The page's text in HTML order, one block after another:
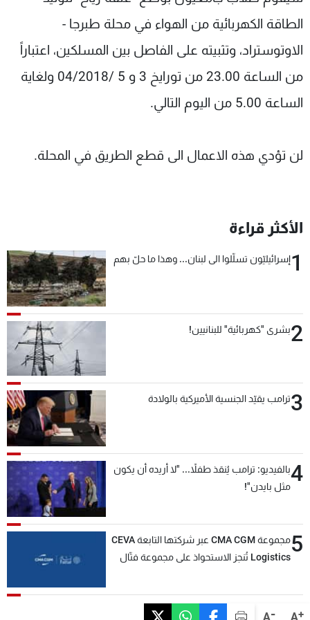
A+
A-
الطاقة الكهربائية من الهواء في محلة طبرجا -
الاوتوستراد، وتثبيته على الفاصل بين المسلكين، اعتباراً
من الساعة 23.00 من تورايخ 3 و 5 /04/2018 ولغاية
الساعة 5.00 من اليوم التالي.
لن تؤدي هذه الاعمال الى قطع الطريق في المحلة.
الأكثر قراءة
1إسرائيليّون تسلّلوا الى لبنان... وهذا ما حلّ بهم
2بشرى "كهربائية" للبنانيين!
3ترامب يقيّد الجنسية الأميركية بالولادة
4بالفيديو: ترامب يُنقذ طفلاً... "لا أريده أن يكون
مثل بايدن"!
5
مجموعة CMA CGM عبر شركتها التابعة CEVA
Logistics تُنجز الاستحواذ على مجموعة فتّال
شاهد البرامج
عن MTV
لاعلاناتكم
وظائف
شروط الإسـتخدام